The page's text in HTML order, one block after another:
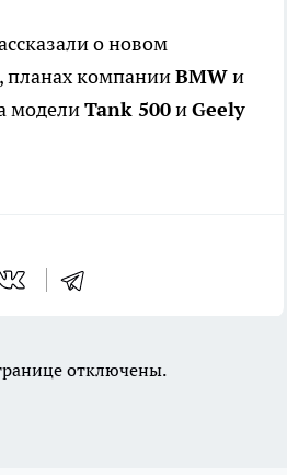
о новом
, планах компанииBMWи
моделиTank 500иGeely
отключены.